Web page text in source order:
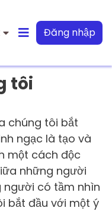
Đăng nhập
tôi
chúng tôi bắt
ngạc là tạo và
một cách độc
những người
có tầm nhìn
bắt đầu với một ý